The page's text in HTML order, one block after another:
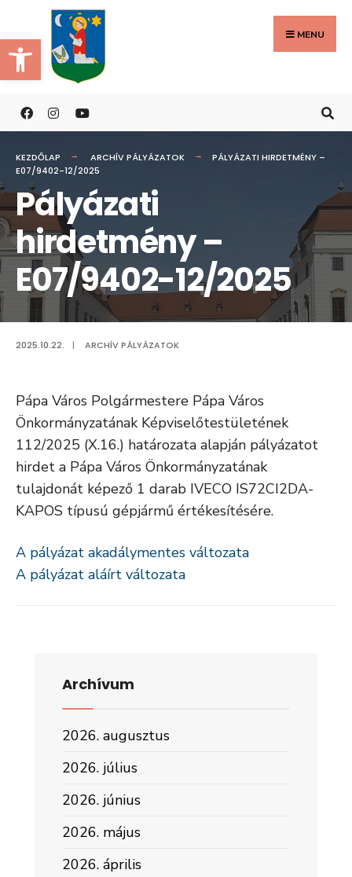
Eszköztár megnyitása
to
content
MENU
KEZDŐLAP ARCHÍV PÁLYÁZATOK
PÁLYÁZATI HIRDETMÉNY –
E07/9402-12/2025
Pályázati
hirdetmény –
E07/9402-12/2025
2025.10.22. | ARCHÍV PÁLYÁZATOK
Pápa Város Polgármestere Pápa Város
Önkormányzatának Képviselőtestületének
112/2025 (X.16.) határozata alapján pályázatot
hirdet a Pápa Város Önkormányzatának
tulajdonát képező 1 darab IVECO IS72CI2DA-
KAPOS típusú gépjármű értékesítésére.
A pályázat akadálymentes változata
A pályázat aláírt változata
Archívum
2026. augusztus
2026. július
2026. június
2026. május
2026. április
Search